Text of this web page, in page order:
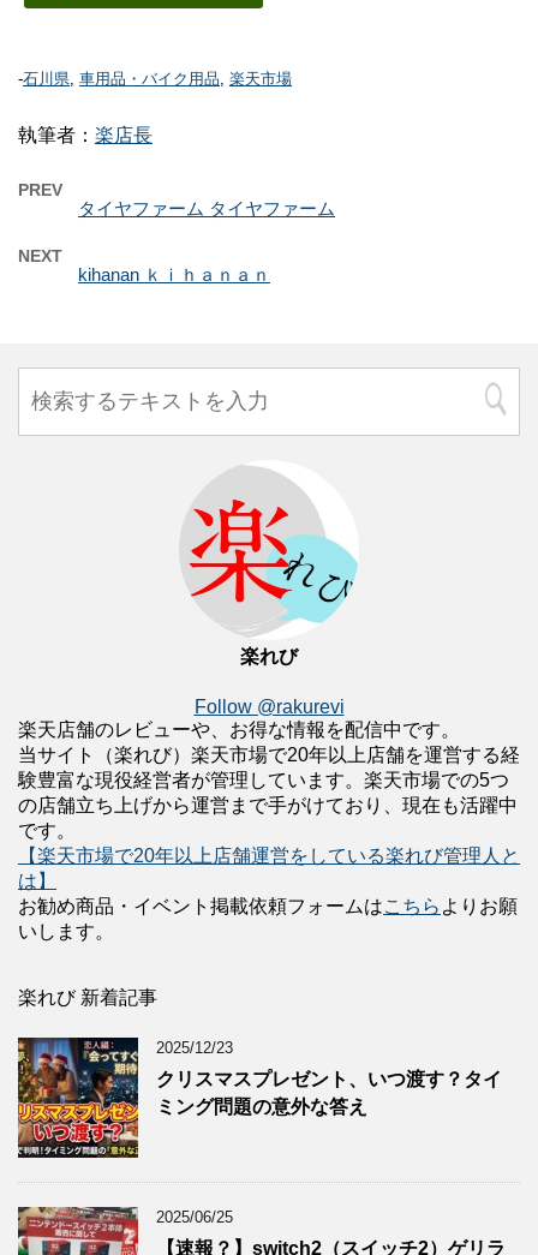
-石川県, 車用品・バイク用品, 楽天市場
執筆者： 楽店長
PREV
タイヤファーム タイヤファーム
NEXT
kihanan ｋｉｈａｎａｎ
楽れび
Follow @rakurevi
楽天店舗のレビューや、お得な情報を配信中です。
当サイト（楽れび）楽天市場で20年以上店舗を運営する経
験豊富な現役経営者が管理しています。楽天市場での5つ
の店舗立ち上げから運営まで手がけており、現在も活躍中
です。
【楽天市場で20年以上店舗運営をしている楽れび管理人と
は】
お勧め商品・イベント掲載依頼フォームはこちら よりお願
いします。
楽れび 新着記事
2025/12/23
クリスマスプレゼント、いつ渡す？タイ
ミング問題の意外な答え
2025/06/25
【速報？】switch2（スイッチ2）ゲリラ